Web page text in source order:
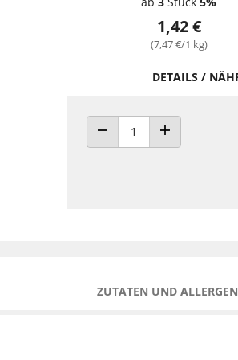
1,42 €
(7,47 €/1 kg)
DETAILS /
ANZAHL VERRINGERN
ANZAHL
ZUTATEN UND